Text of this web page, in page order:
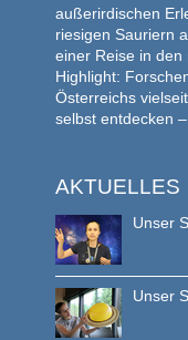
außerirdischen
riesigen Sauriern
einer Reise in den
Highlight:
Österreichs
selbst entdecken
AKTUELLES
Unser
Unser